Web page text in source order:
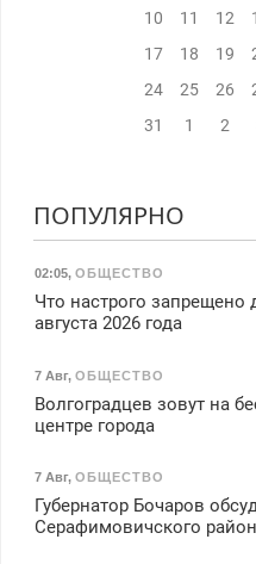
10
11 12
17
18 19
24
25 26
31
1 2
ПОПУЛЯРНО
02:05, ОБЩЕСТВО
Что настрого запрещено
августа 2026 года
7 Авг, ОБЩЕСТВО
Волгоградцев зовут на
центре города
7 Авг, ОБЩЕСТВО
Губернатор Бочаров
Серафимовичского